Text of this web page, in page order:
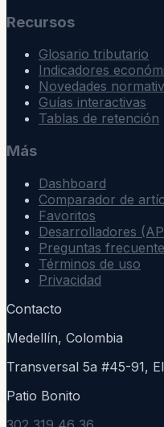
Recursos
Glosario tributario
Indicadores
Novedades
Guías interactivas
Tablas de retención
Más
Dashboard
Comparador de
Favoritos
Desarrolladores
Preguntas
Términos de uso
Privacidad
Contacto
Medellín, Colombia
Transversal 5a #45-91,
Patio Bonito